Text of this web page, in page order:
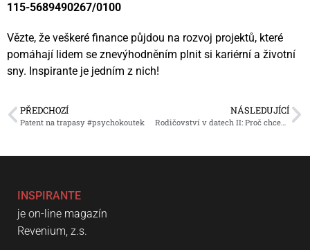
115-5689490267/0100
Vězte, že veškeré finance půjdou na rozvoj projektů, které
pomáhají lidem se znevýhodněním plnit si kariérní a životní
sny. Inspirante je jedním z nich!
PŘEDCHOZÍ
Patent na trapasy #psychokoutek
NÁSLEDUJÍCÍ
Rodičovství v datech II: Proč chceme dvě děti, ale končíme u jednoho?
INSPIRANTE
je on-line magazín
Revenium, z.s.